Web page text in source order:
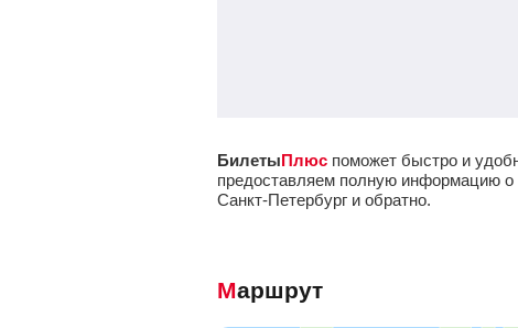
БилетыПлюс поможет быстро и
предоставляем полную информацию о
Санкт-Петербург и обратно.
Маршрут